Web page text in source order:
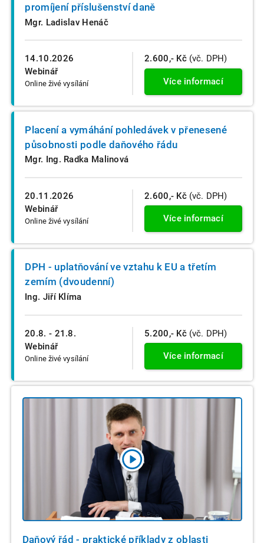
14.10.2026
Webinář
Online živé vysílání
promíjení příslušenství daně
Mgr. Ladislav Henáč
2.600,- Kč (vč. DPH)
Více informací
20.11.2026
Webinář
Online živé vysílání
Placení a vymáhání pohledávek v přenesené
působnosti podle daňového řádu
Mgr. Ing. Radka Malinová
2.600,- Kč (vč. DPH)
Více informací
20.8. - 21.8.
Webinář
Online živé vysílání
DPH - uplatňování ve vztahu k EU a třetím
zemím (dvoudenní)
Ing. Jiří Klíma
5.200,- Kč (vč. DPH)
Více informací
Daňový řád - praktické příklady z oblasti